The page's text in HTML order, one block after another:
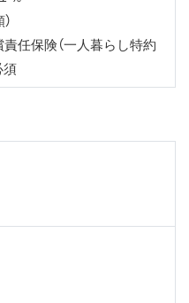
任保険（一人暮らし特約
須